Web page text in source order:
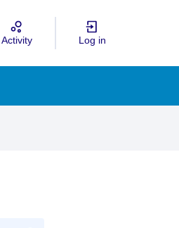
Activity Log in